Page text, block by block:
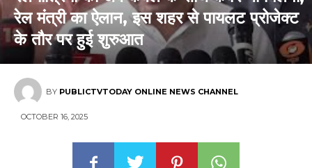
रेल मंत्री का ऐलान, इस शहर से पायलट प्रोजेक्ट
के तौर पर हुई शुरुआत
BY PUBLICTVTODAY ONLINE NEWS CHANNEL
OCTOBER 16, 2025